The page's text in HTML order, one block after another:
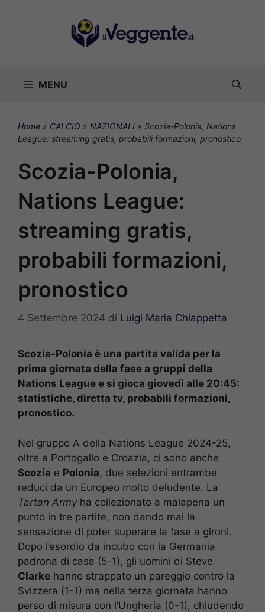
MENU
Home » CALCIO » NAZIONALI » Scozia-Polonia, Nations
League: streaming gratis, probabili formazioni, pronostico
Scozia-Polonia,
Nations League:
streaming gratis,
probabili formazioni,
pronostico
4 Settembre 2024 di Luigi Maria Chiappetta
Scozia-Polonia è una partita valida per la
prima giornata della fase a gruppi della
Nations League e si gioca giovedì alle 20:45:
statistiche, diretta tv, probabili formazioni,
pronostico.
Nel gruppo A della Nations League 2024-25,
oltre a Portogallo e Croazia, ci sono anche
Scozia e Polonia, due selezioni entrambe
reduci da un Europeo molto deludente. La
Tartan Army ha collezionato a malapena un
punto in tre partite, non dando mai la
sensazione di poter superare la fase a gironi.
Dopo l’esordio da incubo con la Germania
padrona di casa (5-1), gli uomini di Steve
Clarke hanno strappato un pareggio contro la
Svizzera (1-1) ma nella terza giornata hanno
perso di misura con l’Ungheria (0-1), chiudendo